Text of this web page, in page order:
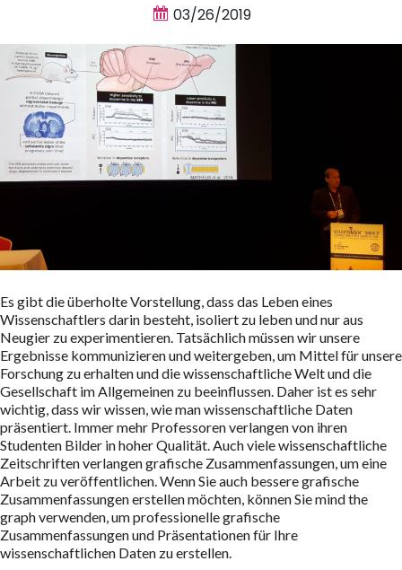
03/26/2019
Es gibt die überholte Vorstellung, dass das Leben eines
Wissenschaftlers darin besteht, isoliert zu leben und nur aus
Neugier zu experimentieren. Tatsächlich müssen wir unsere
Ergebnisse kommunizieren und weitergeben, um Mittel für unsere
Forschung zu erhalten und die wissenschaftliche Welt und die
Gesellschaft im Allgemeinen zu beeinflussen. Daher ist es sehr
wichtig, dass wir wissen, wie man wissenschaftliche Daten
präsentiert. Immer mehr Professoren verlangen von ihren
Studenten Bilder in hoher Qualität. Auch viele wissenschaftliche
Zeitschriften verlangen grafische Zusammenfassungen, um eine
Arbeit zu veröffentlichen. Wenn Sie auch bessere grafische
Zusammenfassungen erstellen möchten, können Sie mind the
graph verwenden, um professionelle grafische
Zusammenfassungen und Präsentationen für Ihre
wissenschaftlichen Daten zu erstellen.